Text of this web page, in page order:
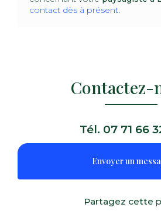
contact dès à présent
Contactez-
Tél. 07 71 66
Envoyer un
Partagez cette